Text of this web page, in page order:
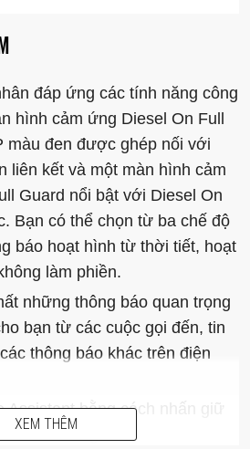
đáp ứng các tính năng công
hình cảm ứng Diesel On Full
màu đen được ghép nối với
liên kết và một màn hình cảm
Guard nổi bật với Diesel On
Bạn có thể chọn từ ba chế độ
báo hoạt hình từ thời tiết, hoạt
làm phiền.
những thông báo quan trọng
bạn từ các cuộc gọi đến, tin
thông báo khác trên điện
Assistant bằng cách nhấn giữ
"OK Google".
XEM THÊM